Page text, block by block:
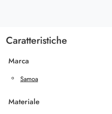
Caratteristiche
Marca
Samoa
Materiale